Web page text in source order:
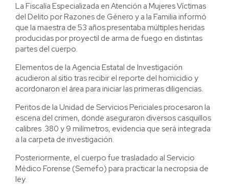
La Fiscalía Especializada en Atención a Mujeres Víctimas
del Delito por Razones de Género y a la Familia informó
que la maestra de 53 años presentaba múltiples heridas
producidas por proyectil de arma de fuego en distintas
partes del cuerpo.
Elementos de la Agencia Estatal de Investigación
acudieron al sitio tras recibir el reporte del homicidio y
acordonaron el área para iniciar las primeras diligencias.
Peritos de la Unidad de Servicios Periciales procesaron la
escena del crimen, donde aseguraron diversos casquillos
calibres .380 y 9 milímetros, evidencia que será integrada
a la carpeta de investigación.
Posteriormente, el cuerpo fue trasladado al Servicio
Médico Forense (Semefo) para practicar la necropsia de
ley.